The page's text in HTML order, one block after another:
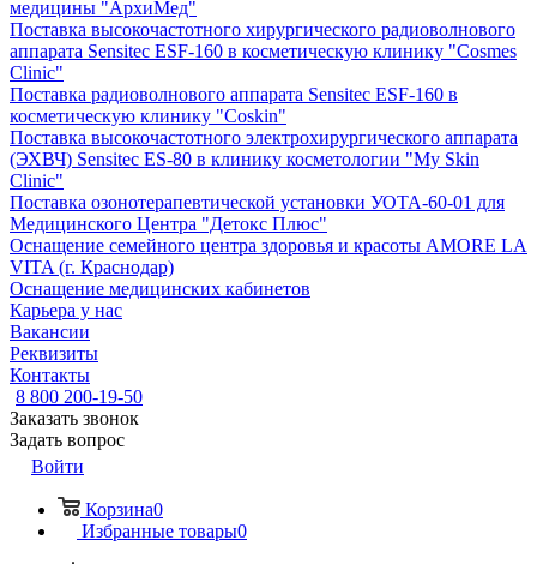
медицины "АрхиМед"
Поставка высокочастотного хирургического радиоволнового
аппарата Sensitec ESF-160 в косметическую клинику "Cosmes
Clinic"
Поставка радиоволнового аппарата Sensitec ESF-160 в
косметическую клинику "Coskin"
Поставка высокочастотного электрохирургического аппарата
(ЭХВЧ) Sensitec ES-80 в клинику косметологии "My Skin
Clinic"
Поставка озонотерапевтической установки УОТА-60-01 для
Медицинского Центра "Детокс Плюс"
Оснащение семейного центра здоровья и красоты AMORE LA
VITA (г. Краснодар)
Оснащение медицинских кабинетов
Карьера у нас
Вакансии
Реквизиты
Контакты
8 800 200-19-50
Заказать звонок
Задать вопрос
Войти
Корзина0
Избранные товары0